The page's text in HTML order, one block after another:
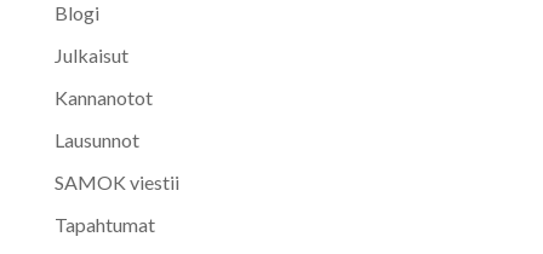
Blogi
Julkaisut
Kannanotot
Lausunnot
SAMOK viestii
Tapahtumat